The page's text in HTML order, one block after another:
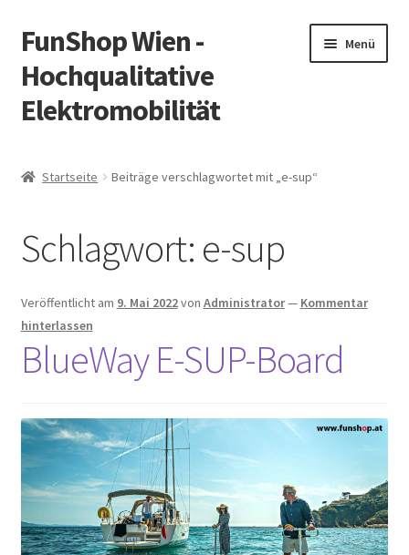
Zur
Navigation
springen
Zum
Inhalt
springen
FunShop Wien -
Hochqualitative
Elektromobilität
Menü
Vorsicht Internetbetrug
Über FunShop
öffnen
Impressum
Startseite Beiträge verschlagwortet mit „e-sup“
Schlagwort: e-sup
Veröffentlicht am 9. Mai 2022von Administrator— Kommentar
hinterlassen
BlueWay E-SUP-Board